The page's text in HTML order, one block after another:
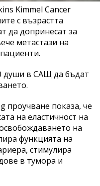
Kimmel Cancer
с възрастта
да допринесат за
метастази на
души в САЩ да бъдат
проучване показа, че
на еластичност на
на
функцията на
стимулира
в тумора и